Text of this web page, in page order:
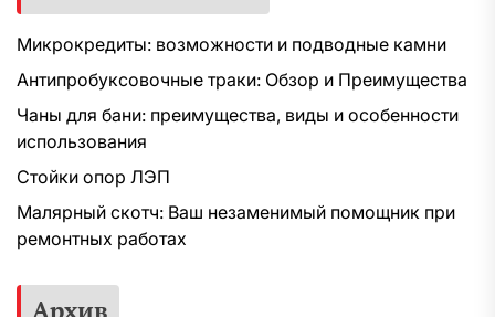
Микрокредиты: возможности и подводные камни
Антипробуксовочные траки: Обзор и Преимущества
Чаны для бани: преимущества, виды и особенности
использования
Стойки опор ЛЭП
Малярный скотч: Ваш незаменимый помощник при
ремонтных работах
Архив